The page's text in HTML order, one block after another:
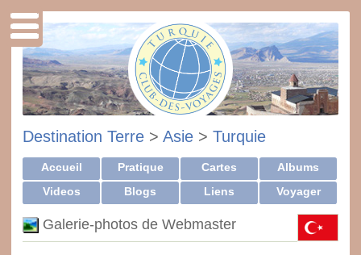
Destination Terre > Asie > Turquie
Accueil Pratique Cartes
Albums
Videos
Blogs Liens Voyager
Galerie-photos de Webmaster